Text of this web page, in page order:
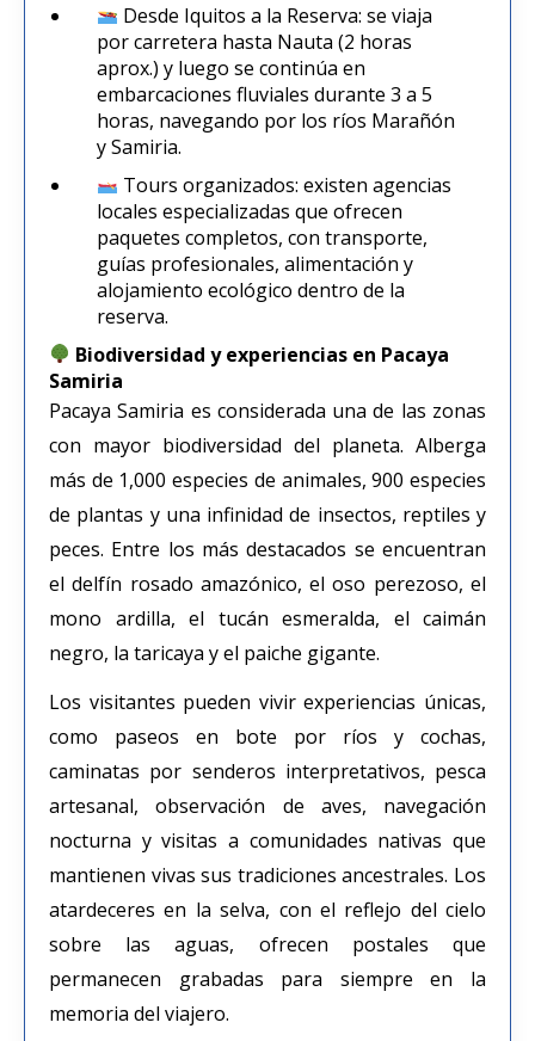
Desde Iquitos a la Reserva: se viaja
por carretera hasta Nauta (2 horas
aprox.) y luego se continúa en
embarcaciones fluviales durante 3 a 5
horas, navegando por los ríos Marañón
y Samiria.
Tours organizados: existen agencias
locales especializadas que ofrecen
paquetes completos, con transporte,
guías profesionales, alimentación y
alojamiento ecológico dentro de la
reserva.
Biodiversidad y experiencias en Pacaya
Samiria
Pacaya Samiria es considerada una de las zonas
con mayor biodiversidad del planeta. Alberga
más de 1,000 especies de animales, 900 especies
de plantas y una infinidad de insectos, reptiles y
peces. Entre los más destacados se encuentran
el delfín rosado amazónico, el oso perezoso, el
mono ardilla, el tucán esmeralda, el caimán
negro, la taricaya y el paiche gigante.
Los visitantes pueden vivir experiencias únicas,
como paseos en bote por ríos y cochas,
caminatas por senderos interpretativos, pesca
artesanal, observación de aves, navegación
nocturna y visitas a comunidades nativas que
mantienen vivas sus tradiciones ancestrales. Los
atardeceres en la selva, con el reflejo del cielo
sobre las aguas, ofrecen postales que
permanecen grabadas para siempre en la
memoria del viajero.